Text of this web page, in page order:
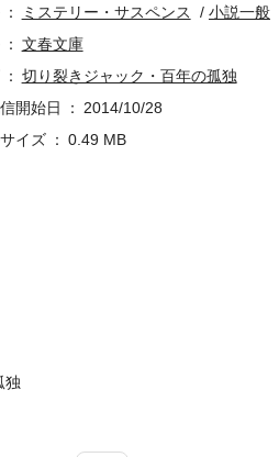
独
ミステリー・サスペンス
小説一般
文春文庫
切り裂きジャック・百年の孤独
開始日
2014/10/28
イズ
0.49 MB